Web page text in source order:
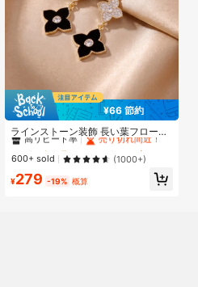
¥66 節約
ラインストーン装飾 長い葉フローラ
ルデザインピアス 1ペア、高級ジュ
エリーギフト 友人、母の日用
#4 ベストセラー
ファンタジー 女性のブラブライヤリング
高リピート率
売り切れ間近！
#4 ベストセラー
ファンタジー 女性のブラブライヤリング
高リピート率
売り切れ間近！
#4 ベストセラー
ファンタジー 女性のブラブライヤリング
高リピート率
売り切れ間近！
#4 ベストセラー
ファンタジー 女性のブラブライヤリング
高リピート率
売り切れ間近！
600+ sold (1000+)
¥279 -19% 概算